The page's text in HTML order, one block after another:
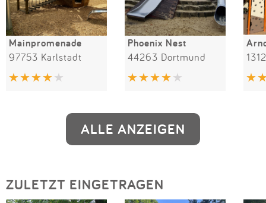
Mainpromenade
97753 Karlstadt
Phoenix Nest
44263 Dortmund
ALLE ANZEIGEN
ZULETZT EINGETRAGEN